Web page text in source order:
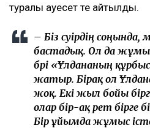
туралы қауесет те айтылды.
– Біз сәуірдің
бастадық. Ол да
бәрі «Ұлдананың
жатыр. Бірақ ол
жоқ. Екі жыл бойы
олар бір-ақ рет бірге
Бір ұйымда жұмыс